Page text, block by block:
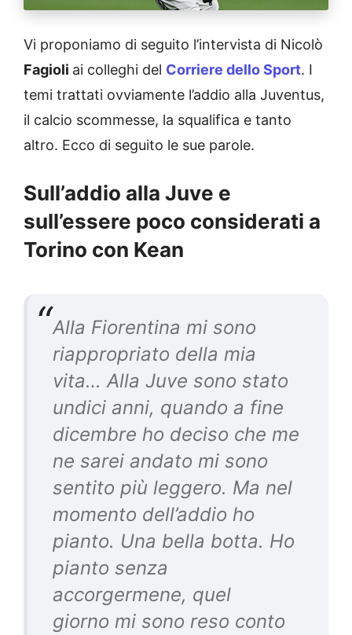
Vi proponiamo di seguito l’intervista di Nicolò
Fagioli ai colleghi del Corriere dello Sport. I
temi trattati ovviamente l’addio alla Juventus,
il calcio scommesse, la squalifica e tanto
altro. Ecco di seguito le sue parole.
Sull’addio alla Juve e
sull’essere poco considerati a
Torino con Kean
Alla Fiorentina mi sono
riappropriato della mia
vita… Alla Juve sono stato
undici anni, quando a fine
dicembre ho deciso che me
ne sarei andato mi sono
sentito più leggero. Ma nel
momento dell’addio ho
pianto. Una bella botta. Ho
pianto senza
accorgermene, quel
giorno mi sono reso conto